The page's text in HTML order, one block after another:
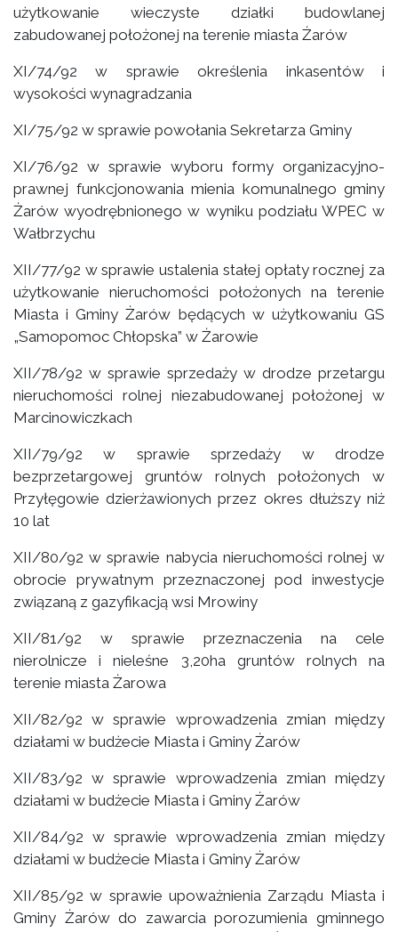
użytkowanie wieczyste działki budowlanej
zabudowanej położonej na terenie miasta Żarów
XI/74/92 w sprawie określenia inkasentów i
wysokości wynagradzania
XI/75/92 w sprawie powołania Sekretarza Gminy
XI/76/92 w sprawie wyboru formy organizacyjno-
prawnej funkcjonowania mienia komunalnego gminy
Żarów wyodrębnionego w wyniku podziału WPEC w
Wałbrzychu
XII/77/92 w sprawie ustalenia stałej opłaty rocznej za
użytkowanie nieruchomości położonych na terenie
Miasta i Gminy Żarów będących w użytkowaniu GS
„Samopomoc Chłopska” w Żarowie
XII/78/92 w sprawie sprzedaży w drodze przetargu
nieruchomości rolnej niezabudowanej położonej w
Marcinowiczkach
XII/79/92 w sprawie sprzedaży w drodze
bezprzetargowej gruntów rolnych położonych w
Przyłęgowie dzierżawionych przez okres dłuższy niż
10 lat
XII/80/92 w sprawie nabycia nieruchomości rolnej w
obrocie prywatnym przeznaczonej pod inwestycje
związaną z gazyfikacją wsi Mrowiny
XII/81/92 w sprawie przeznaczenia na cele
nierolnicze i nieleśne 3,20ha gruntów rolnych na
terenie miasta Żarowa
XII/82/92 w sprawie wprowadzenia zmian między
działami w budżecie Miasta i Gminy Żarów
XII/83/92 w sprawie wprowadzenia zmian między
działami w budżecie Miasta i Gminy Żarów
XII/84/92 w sprawie wprowadzenia zmian między
działami w budżecie Miasta i Gminy Żarów
XII/85/92 w sprawie upoważnienia Zarządu Miasta i
Gminy Żarów do zawarcia porozumienia gminnego